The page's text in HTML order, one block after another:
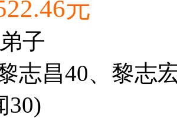
元
子
志昌40、黎志
30)